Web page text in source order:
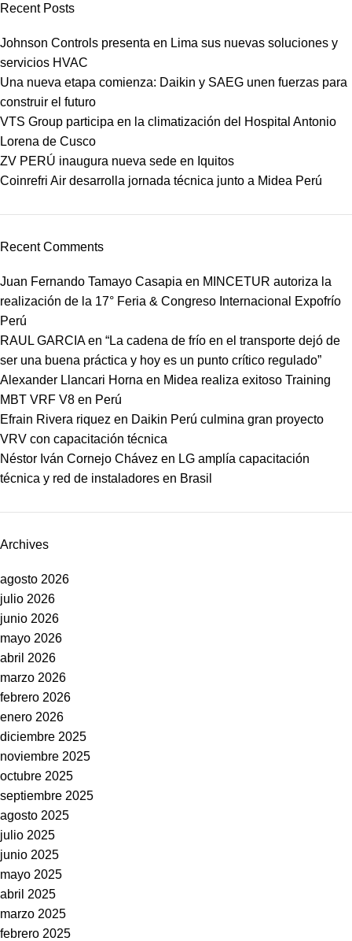
Recent Posts
Johnson Controls presenta en Lima sus nuevas soluciones y
servicios HVAC
Una nueva etapa comienza: Daikin y SAEG unen fuerzas para
construir el futuro
VTS Group participa en la climatización del Hospital Antonio
Lorena de Cusco
ZV PERÚ inaugura nueva sede en Iquitos
Coinrefri Air desarrolla jornada técnica junto a Midea Perú
Recent Comments
Juan Fernando Tamayo Casapia en MINCETUR autoriza la
realización de la 17° Feria & Congreso Internacional Expofrío
Perú
RAUL GARCIAen “La cadena de frío en el transporte dejó de
ser una buena práctica y hoy es un punto crítico regulado”
Alexander Llancari Horna en Midea realiza exitoso Training
MBT VRF V8 en Perú
Efrain Rivera riquez en Daikin Perú culmina gran proyecto
VRV con capacitación técnica
Néstor Iván Cornejo Chávez en LG amplía capacitación
técnica y red de instaladores en Brasil
Archives
agosto 2026
julio 2026
junio 2026
mayo 2026
abril 2026
marzo 2026
febrero 2026
enero 2026
diciembre 2025
noviembre 2025
octubre 2025
septiembre 2025
agosto 2025
julio 2025
junio 2025
mayo 2025
abril 2025
marzo 2025
febrero 2025